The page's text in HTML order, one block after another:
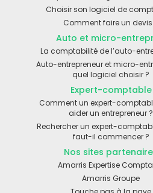
Choisir son logiciel de
Comment faire un devis
Auto et micro-
La comptabilité de l’auto-
Auto-entrepreneur et micro-
quel logiciel choisir ?
Expert-comptable
Comment un expert-
aider un entrepreneur ?
Rechercher un expert-
faut-il commencer ?
Nos sites
Amarris Expertise
Amarris Groupe